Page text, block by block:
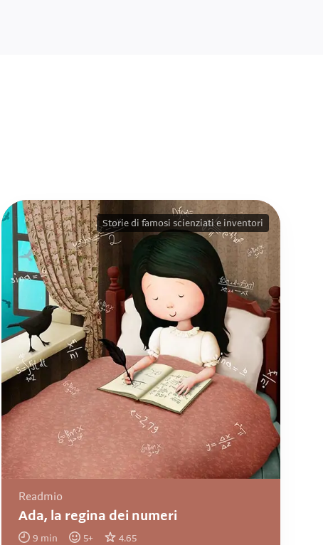
Readmio
Ada, la regina dei numeri
9 min 5+ 4.65
Storie di famosi scienziati e inventori